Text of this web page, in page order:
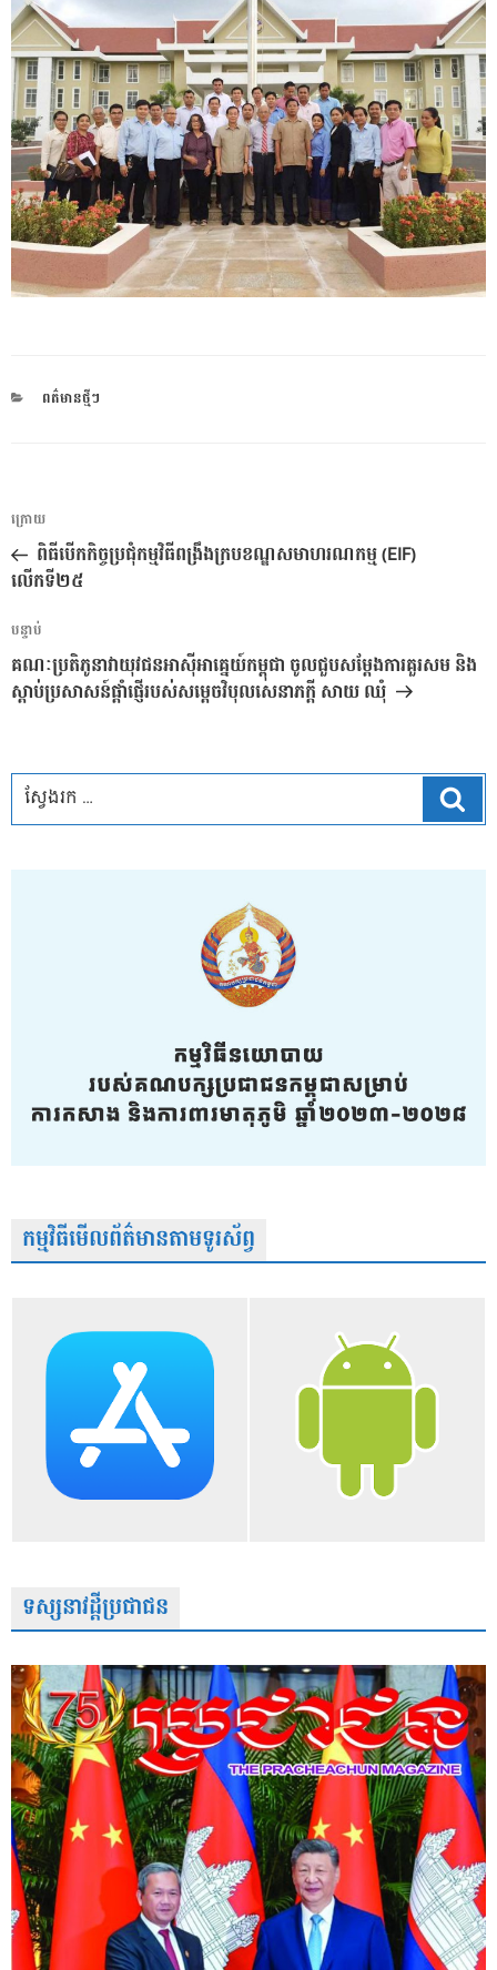
CATEGORIES
ពត៌មានថ្មីៗ
ការ​
នាំទិស​
ប្រកាស
អត្ថបទ
មុន
ក្រោយ
ពិធីបើកកិច្ចប្រជុំកម្មវិធីពង្រឹងក្របខណ្ឌសមាហរណកម្ម (EIF)
លើកទី២៥
អត្ថបទ
បន្ទាប់
បន្ទាប់
គណៈប្រតិភូនាវាយុវជនអាស៊ីអាគ្នេយ៍កម្ពុជា ចូលជួបសម្តែងការគួរសម និង
ស្តាប់ប្រសាសន៍ផ្តាំផ្ញើរបស់សម្តេចវិបុលសេនាភក្តី សាយ ឈុំ
កម្មវិធីមើលព័ត៌មានតាមទូរស័ព្វ
ទស្សនាវដ្តីប្រជាជន